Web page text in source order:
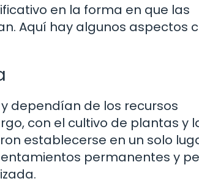
en la forma en que las
Aquí hay algunos aspectos
dependían de los recursos
con el cultivo de plantas y
establecerse en un solo
permanentes y